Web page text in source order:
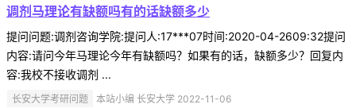
调剂马理论有缺额吗有的话缺额多少
提问问题:调剂咨询学院:提问人:17***07时间:2020-04-2609:32提问
内容:请问今年马理论今年有缺额吗？如果有的话，缺额多少？回复内
容:我校不接收调剂 ...
长安大学考研问题 本站小编 长安大学 2022-11-06